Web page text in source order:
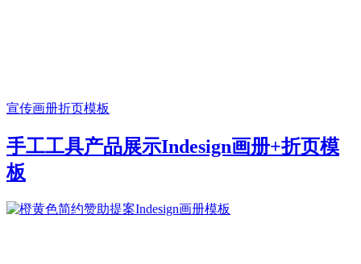
宣传画册折页模板
手工工具产品展示Indesign画册+折页模
板